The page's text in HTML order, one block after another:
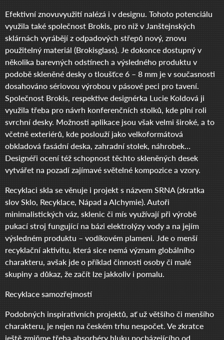
Efektivní znovuvyužití nalézá i v designu. Tohoto potenciálu
využila také společnost Brokis, pro niž v Janštejnských
sklárnách vyrábějí z odpadových střepů nový, znovu
použitelný materiál (Brokisglass). Je dokonce dostupný v
několika barevných odstínech a výsledného produktu v
podobě skleněné desky o tloušťce 6 – 8 mm je v současnosti
dosahováno sériovou výrobou v pásové peci pro tavení.
Společnost Brokis, respektive designérka Lucie Koldová ji
využila třeba pro návrh konferenčních stolků, kde plní roli
svrchní desky. Možnosti aplikace jsou však velmi široké, a to
včetně exteriérů, kde poslouží jako velkoformátová
obkladová fasádní deska, zahradní stolek, náhrobek…
Designéři ocení též schopnost těchto skleněných desek
vytvářet na pozadí zajímavé světelné kompozice a vzory.
Recyklaci skla se věnuje i projekt s názvem SRNA (zkratka
slov Sklo, Recyklace, Nápad a Alchymie). Autoři
minimalistických váz, sklenic či mís využívají při výrobě
pukací stroj fungující na bázi elektrolýzy vody a na jejím
výsledném produktu – vodíkovém plameni. Jde o menší
recyklační aktivitu, která sice nemá význam globálního
charakteru, avšak jde o příklad činnosti osoby či malé
skupiny a důkaz, že začít lze jakkoliv i pomalu.
Recyklace samozřejmostí
Podobných inspirativních projektů, ať už většího či menšího
charakteru, je nejen na českém trhu nespočet. Ve zkratce